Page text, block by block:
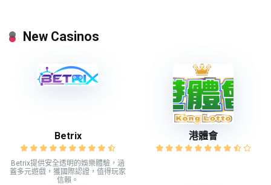
New Casinos
Betrix
Betrix提供安全透明的娛樂體驗，涵
蓋多元遊戲，獲國際認證，值得玩家
信賴。
港體會